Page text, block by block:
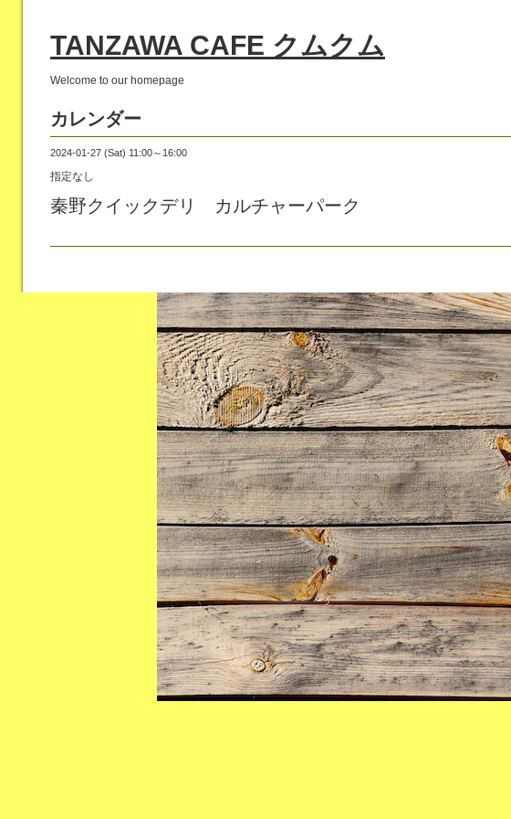
TANZAWA CAFE クムクム
Welcome to our homepage
カレンダー
2024-01-27 (Sat) 11:00～16:00
指定なし
秦野クイックデリ カルチャーパーク